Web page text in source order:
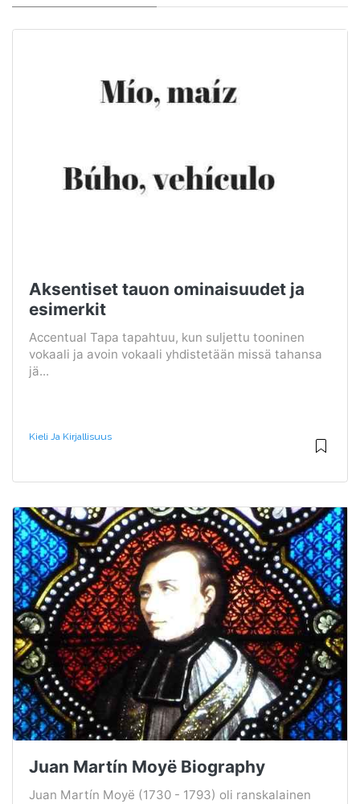
Aksentiset tauon ominaisuudet ja
esimerkit
Accentual Tapa tapahtuu, kun suljettu tooninen
vokaali ja avoin vokaali yhdistetään missä tahansa
jä...
Kieli Ja Kirjallisuus
Juan Martín Moyë Biography
Juan Martín Moyë (1730 - 1793) oli ranskalainen